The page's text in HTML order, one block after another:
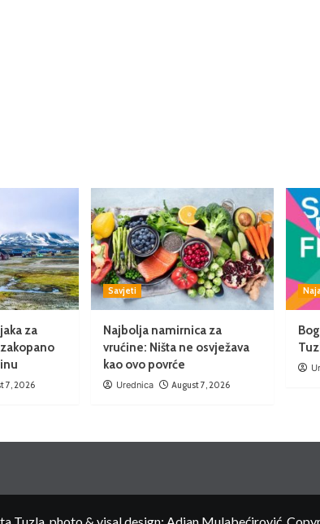
za
7, 2026
Savjeti
Najbolja namirnica za
vrućine: Ništa ne osvježava
kao ovo povrće
Urednica August 7, 2026